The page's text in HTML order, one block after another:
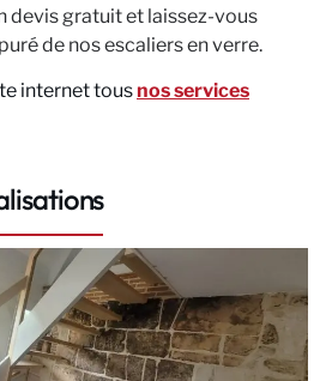
devis gratuit et laissez-vous
de nos escaliers en verre.
internet tousnos services